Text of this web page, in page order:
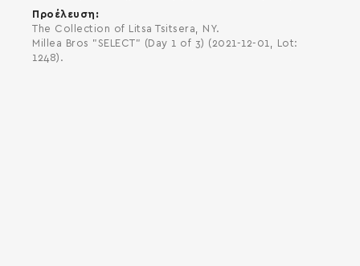
Προέλευση
The Collection of Litsa Tsitsera, NY.
Millea Bros "SELECT" (Day 1 of 3) (2021-12-01, Lot:
1248).